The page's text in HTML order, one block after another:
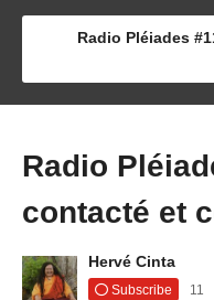
Radio Pléiades #5 –
Radio Pléiades
Radio
contacté et
Hervé Cinta
Subscribe 11